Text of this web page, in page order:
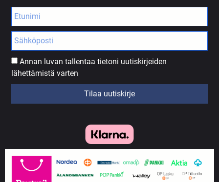
Annan luvan tallentaa tietoni uutiskirjeiden
lähettämistä varten
Tilaa uutiskirje